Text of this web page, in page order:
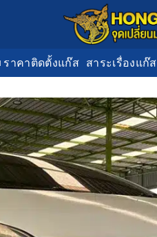
ราคาติดตั้งแก๊ส สาระเรื่องแก๊ส